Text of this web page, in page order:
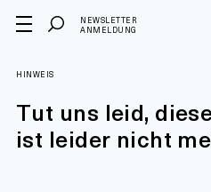
NEWSLETTER
ANMELDUNG
HINWEIS
Tut uns leid,
ist leider nicht